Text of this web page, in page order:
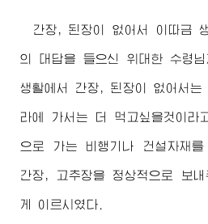
간장, 된장이 없어서 이따금
의 대답을 들으신 위대한 수령
생활에서 간장, 된장이 없어서
라에 가서는 더 먹고싶을것이라
으로 가는 비행기나 건설자재
간장, 고추장을 정상적으로 보
게 이르시였다.